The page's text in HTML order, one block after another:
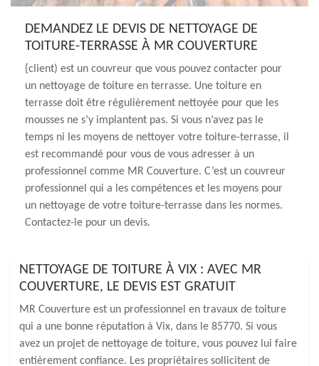
DEMANDEZ LE DEVIS DE NETTOYAGE DE
TOITURE-TERRASSE À MR COUVERTURE
{client) est un couvreur que vous pouvez contacter pour
un nettoyage de toiture en terrasse. Une toiture en
terrasse doit être régulièrement nettoyée pour que les
mousses ne s’y implantent pas. Si vous n’avez pas le
temps ni les moyens de nettoyer votre toiture-terrasse, il
est recommandé pour vous de vous adresser à un
professionnel comme MR Couverture. C’est un couvreur
professionnel qui a les compétences et les moyens pour
un nettoyage de votre toiture-terrasse dans les normes.
Contactez-le pour un devis.
NETTOYAGE DE TOITURE À VIX : AVEC MR
COUVERTURE, LE DEVIS EST GRATUIT
MR Couverture est un professionnel en travaux de toiture
qui a une bonne réputation à Vix, dans le 85770. Si vous
avez un projet de nettoyage de toiture, vous pouvez lui faire
entièrement confiance. Les propriétaires sollicitent de